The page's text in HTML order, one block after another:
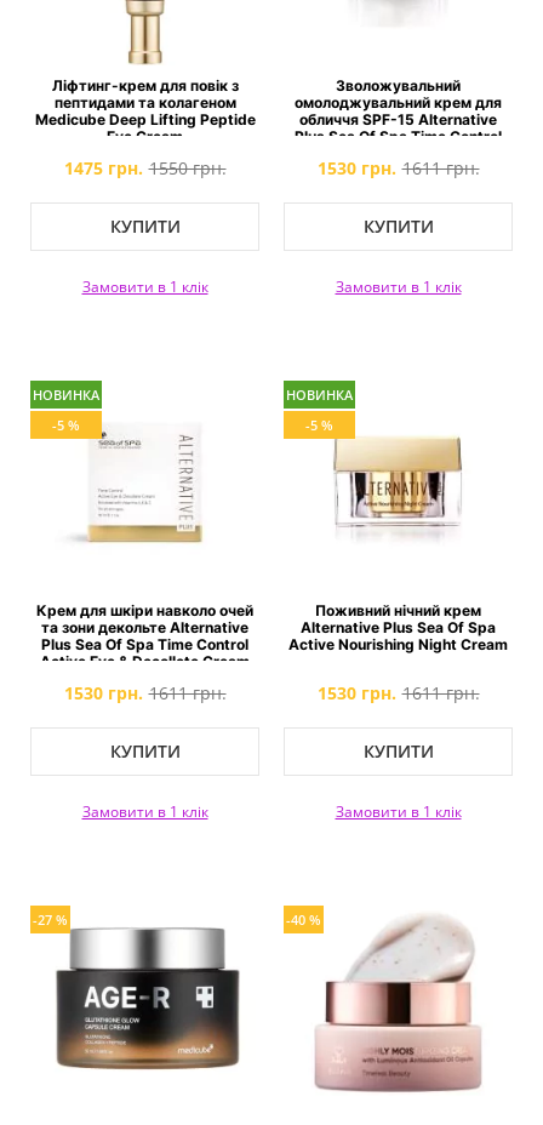
Ліфтинг-крем для повік з
пептидами та колагеном
Medicube Deep Lifting Peptide
Eye Cream
1475 грн. 1550 грн.
КУПИТИ
Замовити в 1 клік
Зволожувальний
омолоджувальний крем для
обличчя SPF-15 Alternative
Plus Sea Of Spa Time Control
SPF-15
1530 грн. 1611 грн.
КУПИТИ
Замовити в 1 клік
НОВИНКА
-5 %
Крем для шкіри навколо очей
та зони декольте Alternative
Plus Sea Of Spa Time Control
Active Eye & Decollete Cream
1530 грн. 1611 грн.
КУПИТИ
Замовити в 1 клік
НОВИНКА
-5 %
Поживний нічний крем
Alternative Plus Sea Of Spa
Active Nourishing Night Cream
1530 грн. 1611 грн.
КУПИТИ
Замовити в 1 клік
-27 % -40 %